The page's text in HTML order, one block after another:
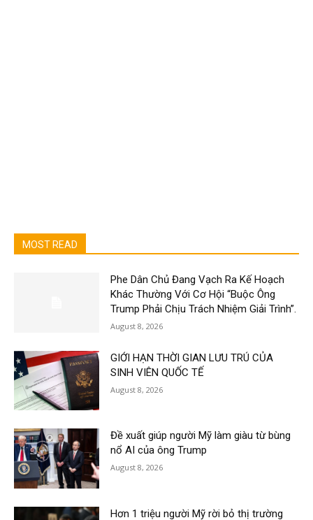
MOST READ
Phe Dân Chủ Đang Vạch Ra Kế Hoạch
Khác Thường Với Cơ Hội “Buộc Ông
Trump Phải Chịu Trách Nhiệm Giải Trình”.
August 8, 2026
GIỚI HẠN THỜI GIAN LƯU TRÚ CỦA
SINH VIÊN QUỐC TẾ
August 8, 2026
Đề xuất giúp người Mỹ làm giàu từ bùng
nổ AI của ông Trump
August 8, 2026
Hơn 1 triệu người Mỹ rời bỏ thị trường